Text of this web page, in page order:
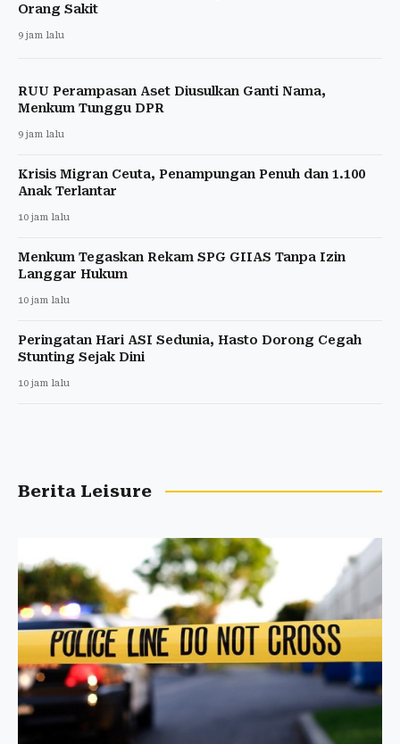
Orang Sakit
9 jam lalu
RUU Perampasan Aset Diusulkan Ganti Nama,
Menkum Tunggu DPR
9 jam lalu
Krisis Migran Ceuta, Penampungan Penuh dan 1.100
Anak Terlantar
10 jam lalu
Menkum Tegaskan Rekam SPG GIIAS Tanpa Izin
Langgar Hukum
10 jam lalu
Peringatan Hari ASI Sedunia, Hasto Dorong Cegah
Stunting Sejak Dini
10 jam lalu
Berita Leisure